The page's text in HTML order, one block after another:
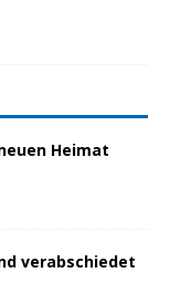
Heimat
verabschiedet